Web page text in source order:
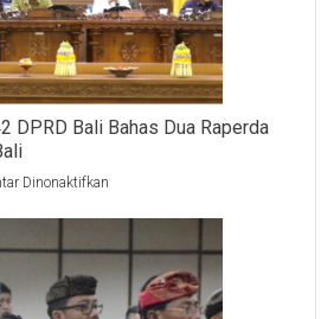
DPRD Bali Bahas Dua Raperda
Dinonaktifkan
ke
DPRD